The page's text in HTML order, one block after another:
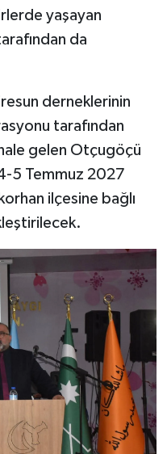
yaşayan
da
derneklerinin
tarafından
gelen Otçugöçü
5 Temmuz 2027
ilçesine bağlı